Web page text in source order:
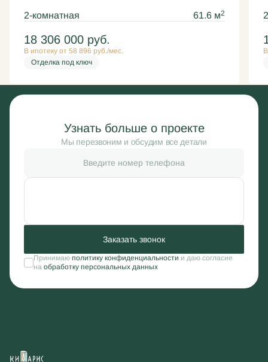
2-комнатная 61.6 м2
18 306 000 руб.
В ипотеку от 58 896 руб./мес.
Отделка под ключ
Узнать больше о проекте
Мы перезвоним и обсудим все детали
Заказать звонок
Принимаю политику конфиденциальности и даю согласие
на обработку персональных данных